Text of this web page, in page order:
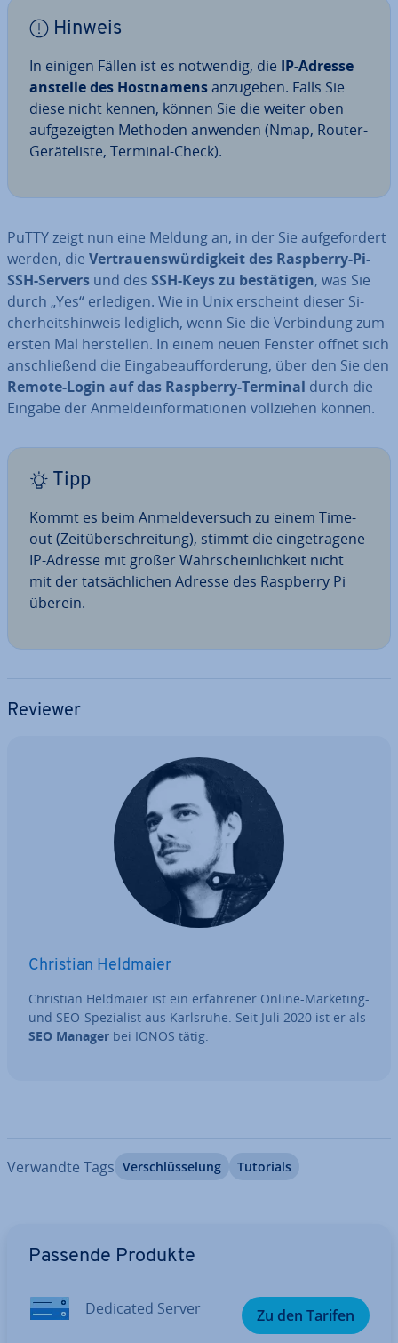
Hinweis
In einigen Fällen ist es notwendig, die IP-Adresse
anstelle des Host­na­mensanzugeben. Falls Sie
diese nicht kennen, können Sie die weiter oben
auf­ge­zeig­ten Methoden anwenden (Nmap, Router-
Ge­rä­te­lis­te, Terminal-Check).
PuTTY zeigt nun eine Meldung an, in der Sie auf­ge­for­dert
werden, die Ver­trau­ens­wür­dig­keit des Raspberry-Pi-
SSH-Servers und des SSH-Keys zu be­stä­ti­gen, was Sie
durch „Yes“ erledigen. Wie in Unix erscheint dieser Si­
cher­heits­hin­weis lediglich, wenn Sie die Ver­bin­dung zum
ersten Mal her­stel­len. In einem neuen Fenster öffnet sich
an­schlie­ßend die Ein­ga­be­auf­for­de­rung, über den Sie den
Remote-Login auf das Raspberry-Terminal durch die
Eingabe der An­mel­de­infor­ma­tio­nen voll­zie­hen können.
Tipp
Kommt es beim An­mel­de­ver­such zu einem Time-
out (Zeit­über­schrei­tung), stimmt die ein­ge­tra­ge­ne
IP-Adresse mit großer Wahr­schein­lich­keit nicht
mit der tat­säch­li­chen Adresse des Raspberry Pi
überein.
Reviewer
Christian Heldmaier
Christian Heldmaier ist ein er­fah­re­ner Online-Marketing-
und SEO-Spe­zia­list aus Karlsruhe. Seit Juli 2020 ist er als
SEO Manager bei IONOS tätig.
Verwandte Tags Ver­schlüs­se­lung Tutorials
Passende Produkte
Dedicated Server Zu den Tarifen